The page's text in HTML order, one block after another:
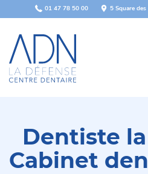
01 47 78 50 00 5 Square
Dentiste
Cabinet
Panneau de gestion des cookies